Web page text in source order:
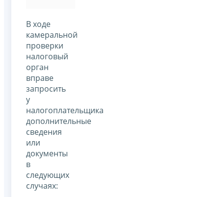
В ходе
камеральной
проверки
налоговый
орган
вправе
запросить
у
налогоплательщика
дополнительные
сведения
или
документы
в
следующих
случаях: